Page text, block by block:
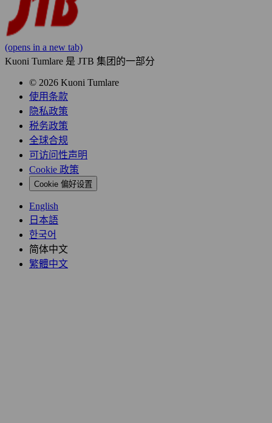
(opens in a new tab)
Kuoni Tumlare 是 JTB 集团的一部分
© 2026 Kuoni Tumlare
使用条款
隐私政策
税务政策
全球合规
可访问性声明
Cookie 政策
Cookie 偏好设置
English
日本語
한국어
简体中文
繁體中文